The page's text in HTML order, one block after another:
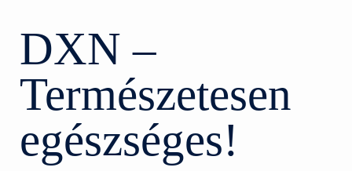
DXN –
Természetesen
egészséges!